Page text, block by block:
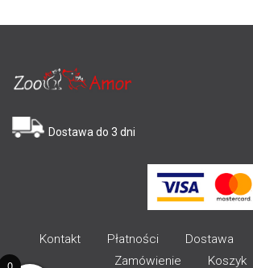
Dostawa do 3 dni
Kontakt Płatności Dostawa
Zamówienie
Koszyk